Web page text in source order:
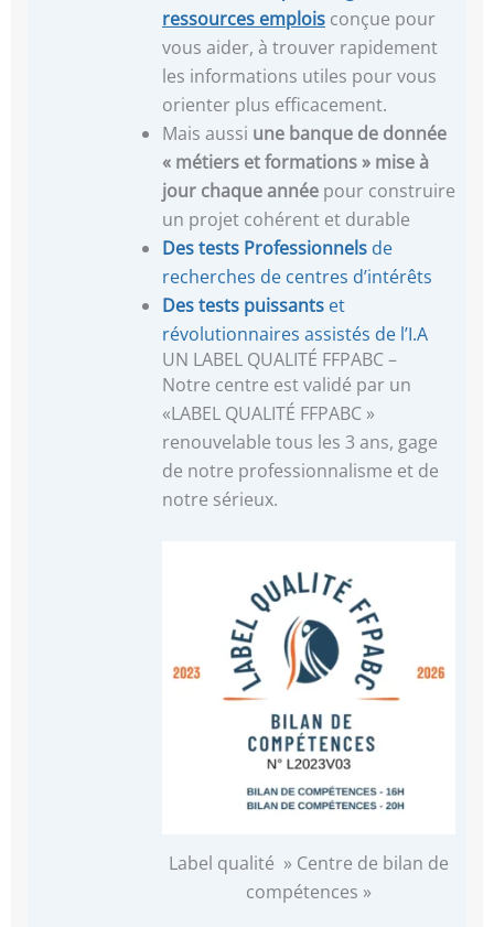
ressources emplois conçue pour
vous aider, à trouver rapidement
les informations utiles pour vous
orienter plus efficacement.
Mais aussi une banque de donnée
« métiers et formations » mise à
jour chaque année pour construire
un projet cohérent et durable
Des tests Professionnels de
recherches de centres d’intérêts
Des tests puissants et
révolutionnaires assistés de l’I.A
UN LABEL QUALITÉ FFPABC –
Notre centre est validé par un
«LABEL QUALITÉ FFPABC »
renouvelable tous les 3 ans, gage
de notre professionnalisme et de
notre sérieux.
Label qualité » Centre de bilan de
compétences »